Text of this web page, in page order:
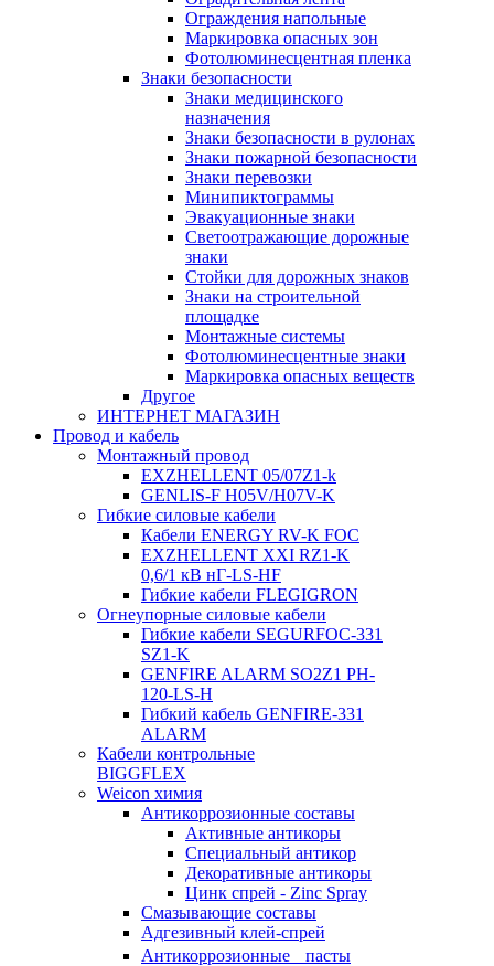
Ограждения напольные
Маркировка опасных зон
Фотолюминесцентная пленка
Знаки безопасности
Знаки медицинского
назначения
Знаки безопасности в рулонах
Знаки пожарной безопасности
Знаки перевозки
Минипиктограммы
Эвакуационные знаки
Светоотражающие дорожные
знаки
Стойки для дорожных знаков
Знаки на строительной
площадке
Монтажные системы
Фотолюминесцентные знаки
Маркировка опасных веществ
Другое
ИНТЕРНЕТ МАГАЗИН
Провод и кабель
Монтажный провод
EXZHELLENT 05/07Z1-k
GENLIS-F Н05V/H07V-K
Гибкие силовые кабели
Кабели ENERGY RV-K FOC
EXZHELLENT XXI RZ1-K
0,6/1 кВ нГ-LS-HF
Гибкие кабели FLEGIGRON
Огнеупорные силовые кабели
Гибкие кабели SEGURFOC-331
SZ1-K
GENFIRE ALARM SO2Z1 PH-
120-LS-H
Гибкий кабель GENFIRE-331
ALARM
Кабели контрольные
BIGGFLEX
Weicon химия
Антикоррозионные составы
Активные антикоры
Специальный антикор
Декоративные антикоры
Цинк спрей - Zinc Spray
Смазывающие составы
Адгезивный клей-спрей
Антикоррозионные пасты